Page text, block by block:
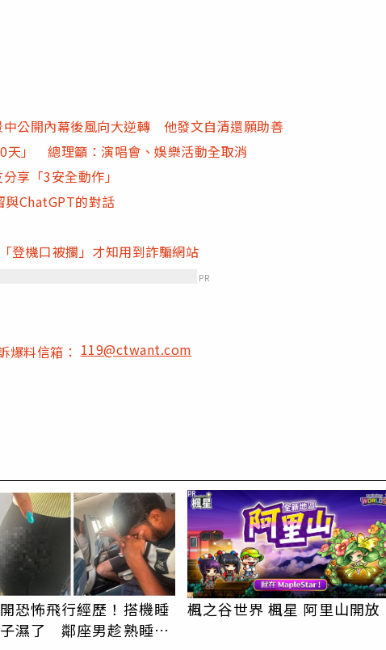
公開內幕後風向大逆轉 他發文自清還願助善
天」 總理籲：演唱會、娛樂活動全取消
享「3安全動作」
ChatGPT的對話
登機口被攔」才知用到詐騙網站
PR
爆料信箱：119@ctwant.com
恐怖飛行經歷！搭機睡
濕了 鄰座男趁熟睡猥
楓之谷世界 楓星 阿里山開放
PR